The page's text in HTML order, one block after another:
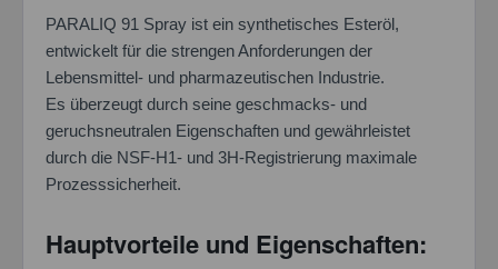
PARALIQ 91 Spray ist ein synthetisches Esteröl,
entwickelt für die strengen Anforderungen der
Lebensmittel- und pharmazeutischen Industrie.
Es überzeugt durch seine geschmacks- und
geruchsneutralen Eigenschaften und gewährleistet
durch die NSF-H1- und 3H-Registrierung maximale
Prozesssicherheit.
Hauptvorteile und Eigenschaften: